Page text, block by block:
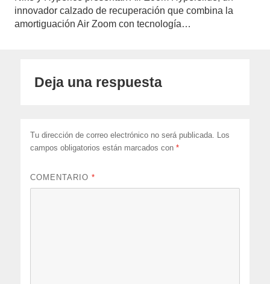
innovador calzado de recuperación que combina la
amortiguación Air Zoom con tecnología…
Deja una respuesta
Tu dirección de correo electrónico no será publicada. Los
campos obligatorios están marcados con*
COMENTARIO*